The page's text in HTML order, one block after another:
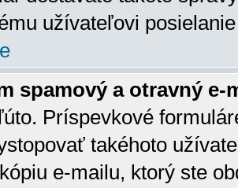
užívateľovi
spamový a otravný e-
Príspevkové
takéhoto
e-mailu, ktorý ste